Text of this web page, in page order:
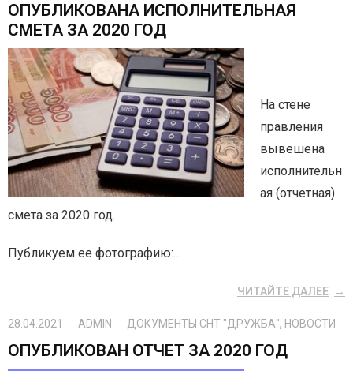
ОПУБЛИКОВАНА ИСПОЛНИТЕЛЬНАЯ
СМЕТА ЗА 2020 ГОД
На стене
правления
вывешена
исполнительн
ая (отчетная)
смета за 2020 год.
Публикуем ее фотографию:…
ЧИТАЙТЕ ДАЛЕЕ
28.04.2021 ADMIN ДОКУМЕНТЫ СНТ "ДРУЖБА", НОВОСТИ
ОПУБЛИКОВАН ОТЧЕТ ЗА 2020 ГОД